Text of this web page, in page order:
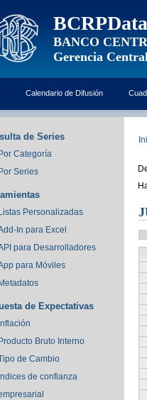
BCRPData
BANCO
Gerencia
Calendario de Difusión
de Series
Por Categoría
Por Series
Listas Personalizadas
In para Excel
para Desarrolladores
para Móviles
Metadatos
de Expectativas
Inflación
Producto Bruto Interno
de Cambio
Índices de confianza